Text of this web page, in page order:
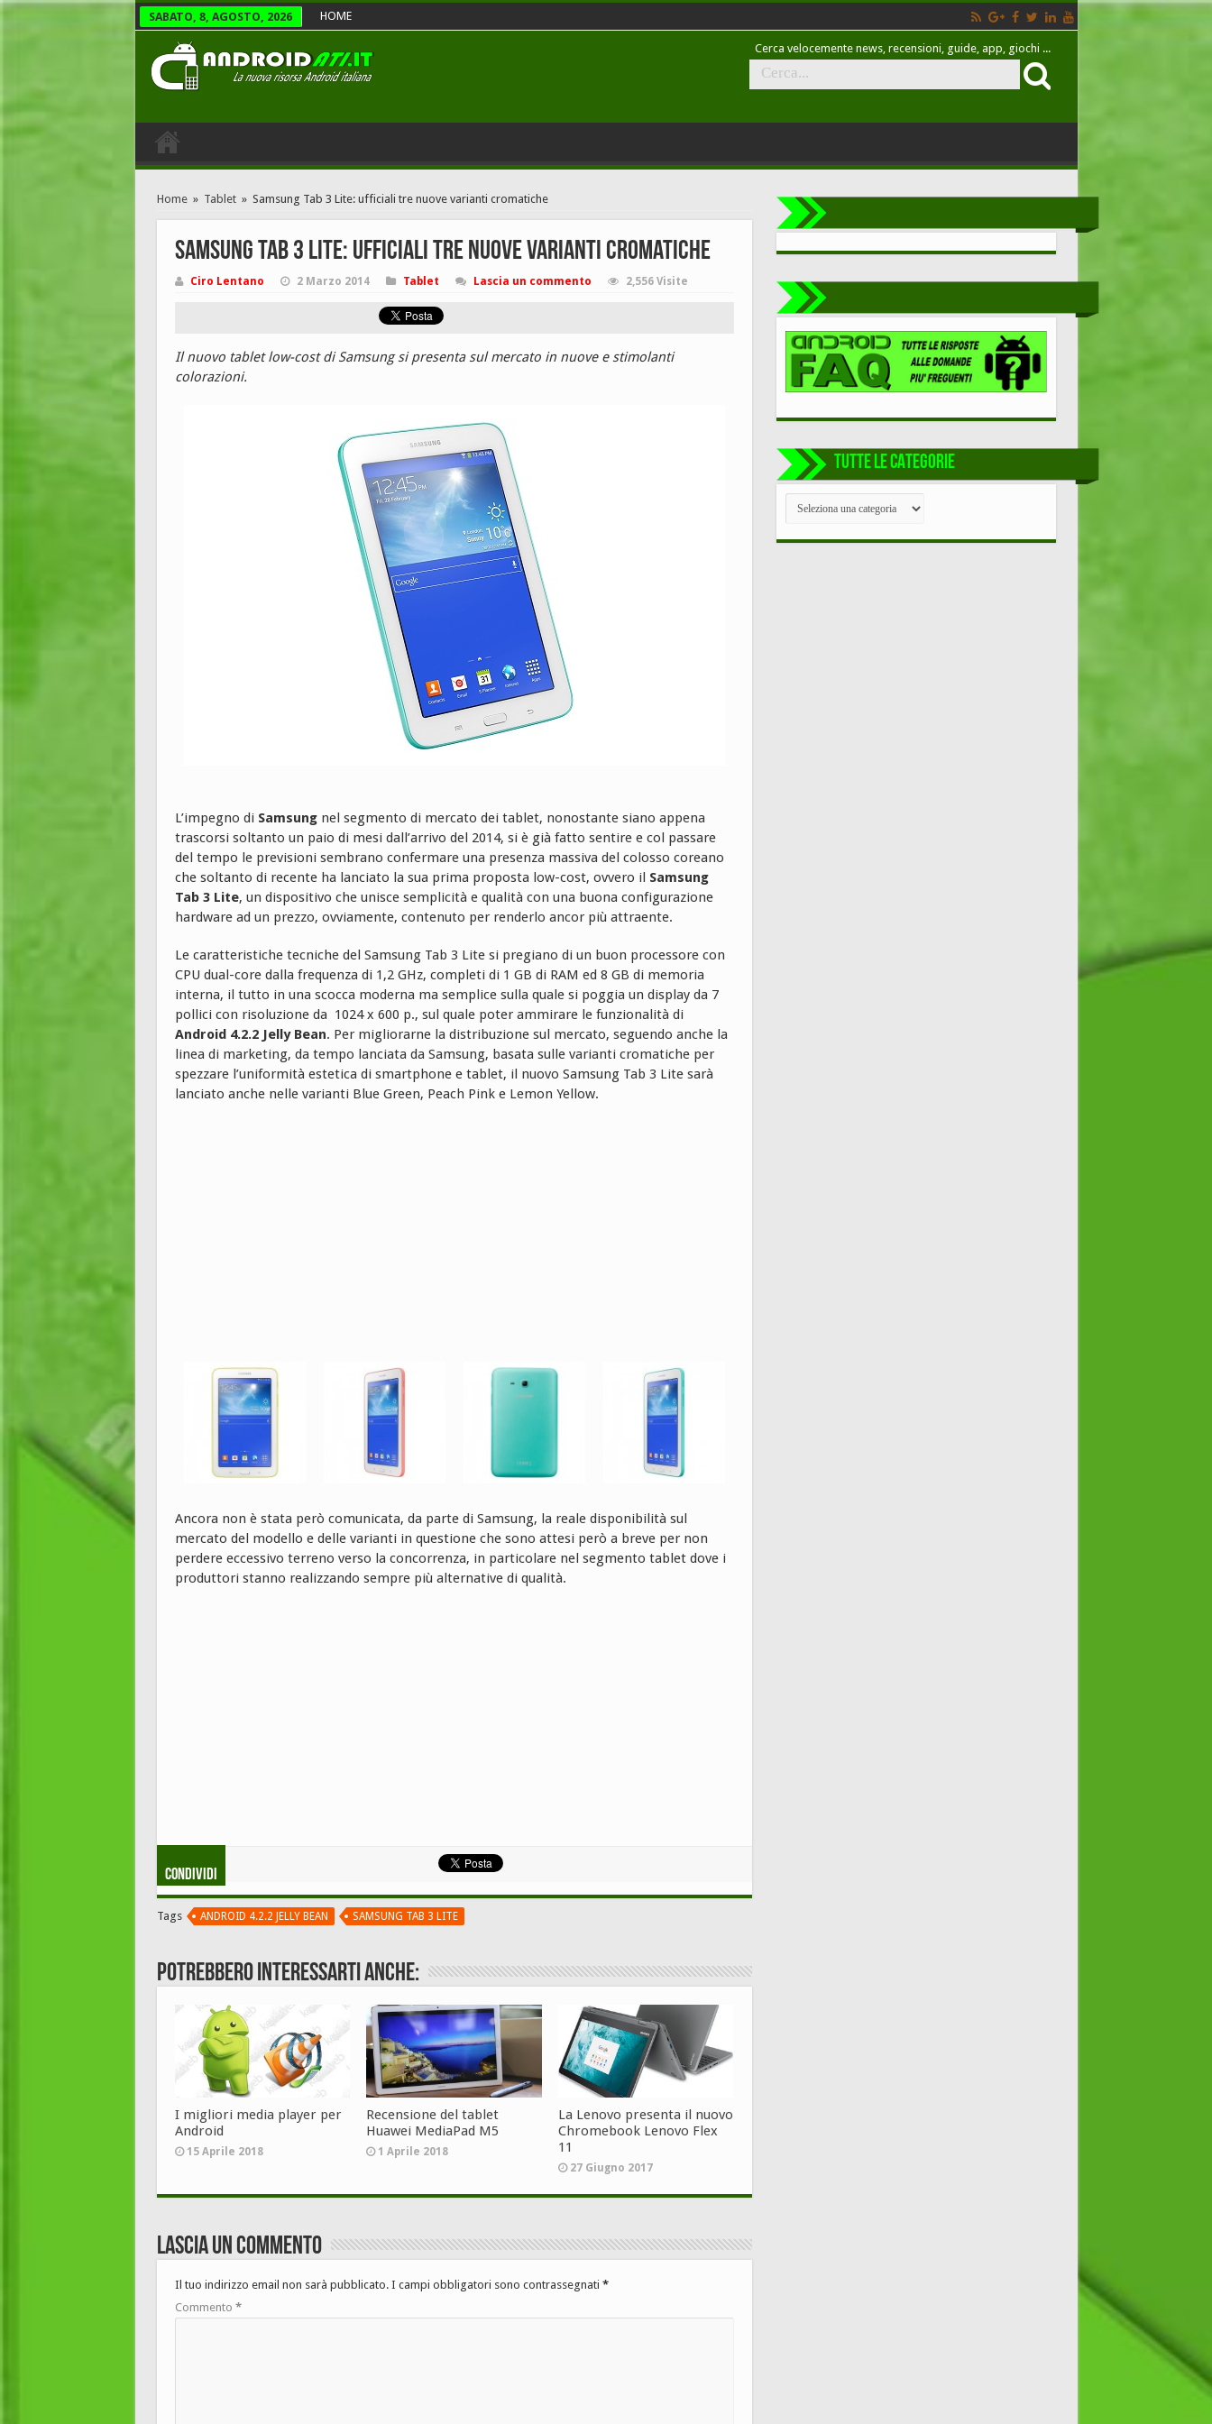
SABATO, 8, AGOSTO, 2026 HOME
Cerca velocemente news, recensioni, guide, app, giochi ...
Home » Tablet » Samsung Tab 3 Lite: ufficiali tre nuove varianti cromatiche
Samsung Tab 3 Lite: ufficiali tre nuove varianti cromatiche
Ciro Lentano 2 Marzo 2014 Tablet Lascia un commento 2,556 Visite
Il nuovo tablet low-cost di Samsung si presenta sul mercato in nuove e stimolanti
colorazioni.
L’impegno di Samsungnel segmento di mercato dei tablet, nonostante siano appena
trascorsi soltanto un paio di mesi dall’arrivo del 2014, si è già fatto sentire e col passare
del tempo le previsioni sembrano confermare una presenza massiva del colosso coreano
che soltanto di recente ha lanciato la sua prima proposta low-cost, ovvero il Samsung
Tab 3 Lite, un dispositivo che unisce semplicità e qualità con una buona configurazione
hardware ad un prezzo, ovviamente, contenuto per renderlo ancor più attraente.
Le caratteristiche tecniche del Samsung Tab 3 Lite si pregiano di un buon processore con
CPU dual-core dalla frequenza di 1,2 GHz, completi di 1 GB di RAM ed 8 GB di memoria
interna, il tutto in una scocca moderna ma semplice sulla quale si poggia un display da 7
pollici con risoluzione da 1024 x 600 p., sul quale poter ammirare le funzionalità di
Android 4.2.2 Jelly Bean. Per migliorarne la distribuzione sul mercato, seguendo anche la
linea di marketing, da tempo lanciata da Samsung, basata sulle varianti cromatiche per
spezzare l’uniformità estetica di smartphone e tablet, il nuovo Samsung Tab 3 Lite sarà
lanciato anche nelle varianti Blue Green, Peach Pink e Lemon Yellow.
Ancora non è stata però comunicata, da parte di Samsung, la reale disponibilità sul
mercato del modello e delle varianti in questione che sono attesi però a breve per non
perdere eccessivo terreno verso la concorrenza, in particolare nel segmento tablet dove i
produttori stanno realizzando sempre più alternative di qualità.
Condividi
Tags ANDROID 4.2.2 JELLY BEAN SAMSUNG TAB 3 LITE
Potrebbero interessarti anche:
I migliori media player per
Android
15 Aprile 2018
Recensione del tablet
Huawei MediaPad M5
1 Aprile 2018
La Lenovo presenta il nuovo
Chromebook Lenovo Flex
11
27 Giugno 2017
Lascia un commento
Il tuo indirizzo email non sarà pubblicato. I campi obbligatori sono contrassegnati *
Commento *
TUTTE LE CATEGORIE
TUTTE
CATEGORIE